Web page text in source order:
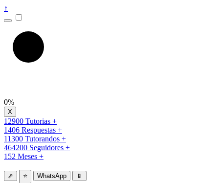
↑
0%
12900 Tutorias +
1406 Respuestas +
11300 Tutorandos +
464200 Seguidores +
152 Meses +
⇗ ⭐ WhatsApp 📱